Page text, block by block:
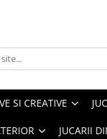
SI CREATIVE
JUCARII